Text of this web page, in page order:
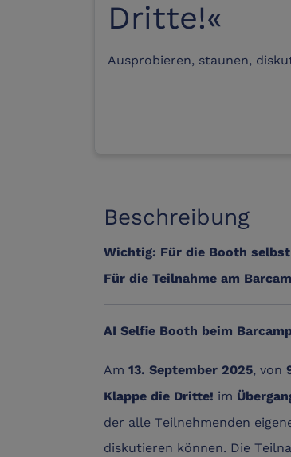
Dritte!«
Ausprobieren, staunen,
Beschreibung
Wichtig: Für die Booth
Für die Teilnahme am
AI Selfie Booth beim
Am 13. September 2025, von
Klappe die Dritte! im
der alle Teilnehmenden
diskutieren können. Die